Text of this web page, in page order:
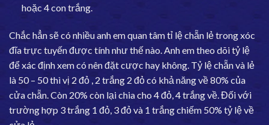
hoặc 4 con trắng.
Chắc hẳn sẽ có nhiều anh em quan tâm tỉ lệ chẵn lẻ trong xóc
đĩa trực tuyến được tính như thế nào. Anh em theo dõi tỷ lệ
để xác định xem có nên đặt cược hay không. Tỷ lệ chẵn và lẻ
là 50 – 50 thì vị 2 đỏ , 2 trắng 2 đỏ có khả năng về 80% của
cửa chẵn. Còn 20% còn lại chia cho 4 đỏ, 4 trắng về. Đối với
trường hợp 3 trắng 1 đỏ, 3 đỏ và 1 trắng chiếm 50% tỷ lệ về